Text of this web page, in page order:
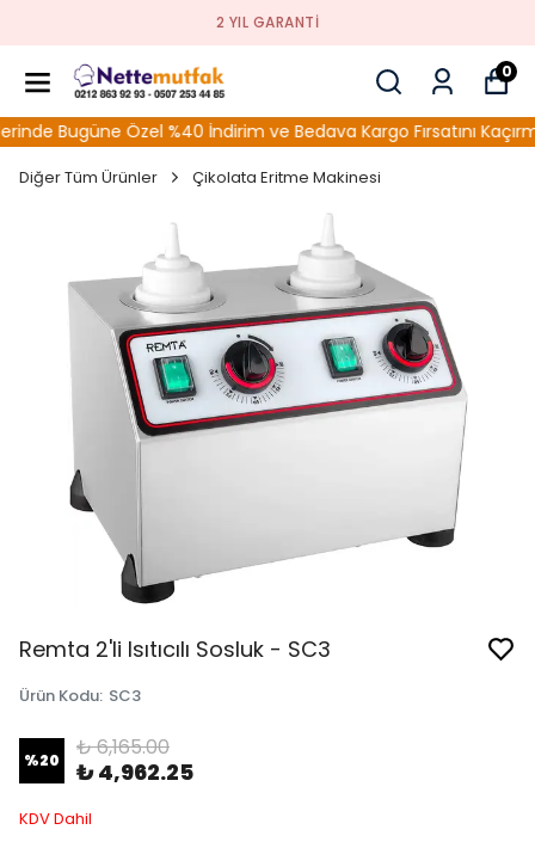
2 YIL GARANTI
0
Bugüne Özel %40 İndirim ve Bedava Kargo Fırsatını
Diğer Tüm Ürünler Çikolata Eritme Makinesi
Remta 2'li Isıtıcılı Sosluk - SC3
Ürün Kodu: SC3
%20 ₺ 6,165.00
₺ 4,962.25
KDV Dahil